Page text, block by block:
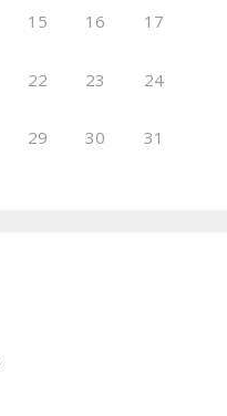
15 16 17
22 23 24
29 30 31